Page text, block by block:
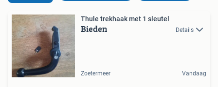
Thule trekhaak met 1 sleutel
Bieden Details
Zoetermeer Vandaag